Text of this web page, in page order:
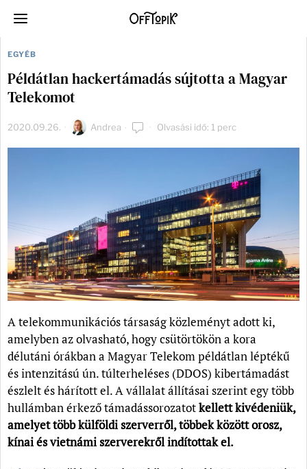
EGYÉB
Példátlan hackertámadás sújtotta a Magyar
Telekomot
2020.09.26. Andrea Olvasási idő: 1 perc
A telekommunikációs társaság közleményt adott ki,
amelyben az olvasható, hogy csütörtökön a kora
délutáni órákban a Magyar Telekom példátlan léptékű
és intenzitású ún. túlterheléses (DDOS) kibertámadást
észlelt és hárított el. A vállalat állításai szerint egy több
hullámban érkező támadássorozatotkellett kivédeniük,
amelyet több külföldi szerverről, többek között orosz,
kínai és vietnámi szerverekről indítottak el.